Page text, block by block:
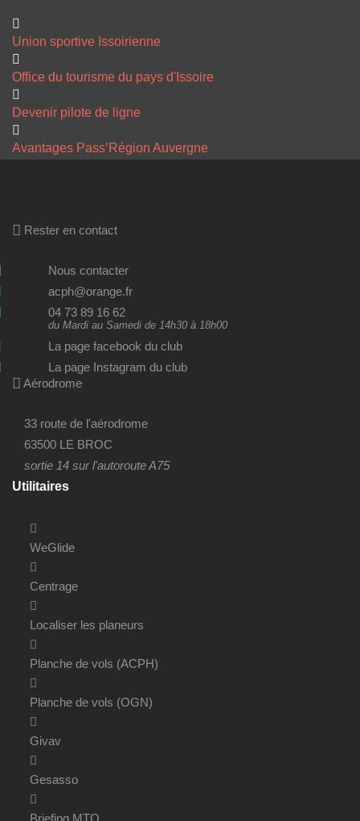
Union sportive Issoirienne
Office du tourisme du pays d'Issoire
Devenir pilote de ligne
Avantages Pass’Région Auvergne
Rester en contact
Nous contacter
acph@orange.fr
04 73 89 16 62
du Mardi au Samedi de 14h30 à 18h00
La page facebook du club
La page Instagram du club
Aérodrome
33 route de l'aérodrome
63500 LE BROC
sortie 14 sur l'autoroute A75
Utilitaires
WeGlide
Centrage
Localiser les planeurs
Planche de vols (ACPH)
Planche de vols (OGN)
Givav
Gesasso
Briefing MTO